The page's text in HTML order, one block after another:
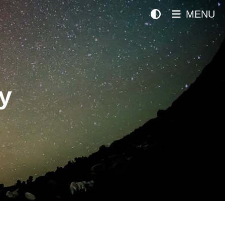
MENU